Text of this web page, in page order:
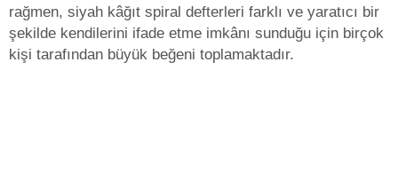
rağmen, siyah kâğıt spiral defterleri farklı ve yaratıcı bir
şekilde kendilerini ifade etme imkânı sunduğu için birçok
kişi tarafından büyük beğeni toplamaktadır.